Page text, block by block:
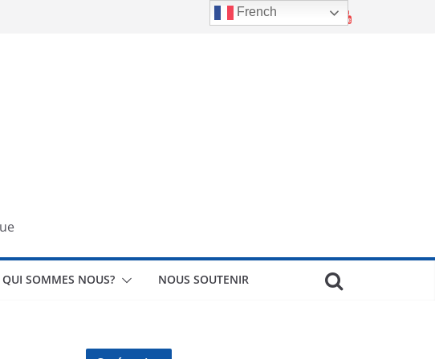
QUI SOMMES NOUS? NOUS SOUTENIR
French